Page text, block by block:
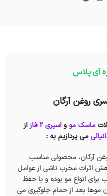
آی پلاس
روغن آرگان
ماسک مو واسپری 2 فاز
از
می پردازیم به :
آرگان، محصولی مناسب
اثرات مخرب ناشی از عوامل
انواع مو بوده و با حفظ
موها بعد از حمام جلوگیری می